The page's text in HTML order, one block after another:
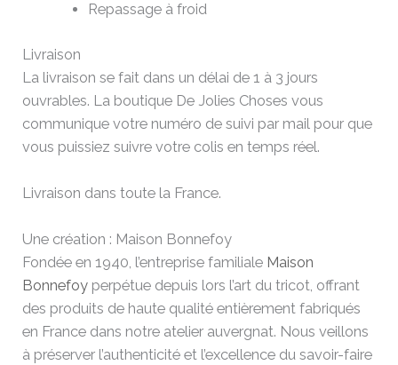
Repassage à froid
Livraison
La livraison se fait dans un délai de 1 à 3 jours
ouvrables. La boutique De Jolies Choses vous
communique votre numéro de suivi par mail pour que
vous puissiez suivre votre colis en temps réel.
Livraison dans toute la France.
Une création : Maison Bonnefoy
Fondée en 1940, l’entreprise familiale Maison
Bonnefoy perpétue depuis lors l’art du tricot, offrant
des produits de haute qualité entièrement fabriqués
en France dans notre atelier auvergnat. Nous veillons
à préserver l’authenticité et l’excellence du savoir-faire